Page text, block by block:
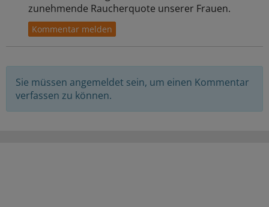
zunehmende Raucherquote unserer Frauen.
Sie müssen angemeldet sein, um einen Kommentar
verfassen zu können.